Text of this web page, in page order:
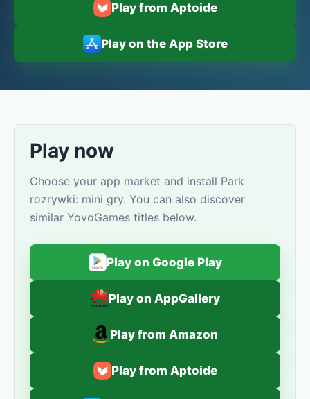
Play from Aptoide
Play on the App Store
Play now
Choose your app market and install Park
rozrywki: mini gry. You can also discover
similar YovoGames titles below.
Play on Google Play
Play on AppGallery
Play from Amazon
Play from Aptoide